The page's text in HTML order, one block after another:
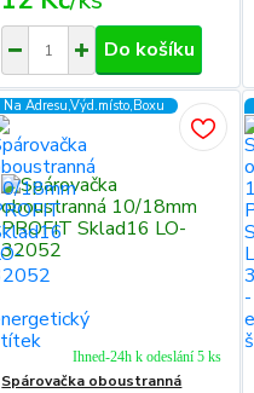
Do košíku
Na Adresu,Výd.místo,Boxu
Spárovačka oboustranná
Ihned-24h k odeslání 5 ks